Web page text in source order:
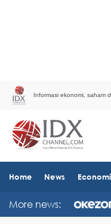
Informasi ekonomi, saham
Home News
More news: